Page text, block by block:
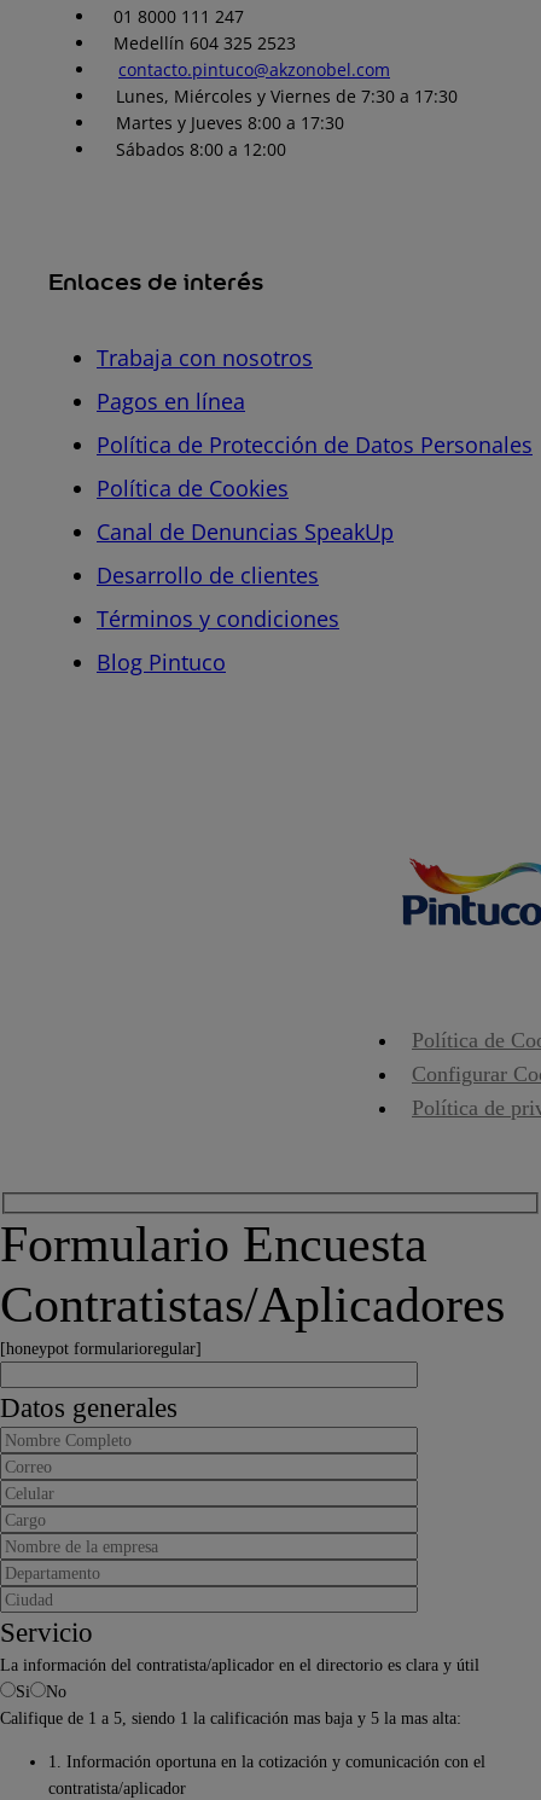
01 8000 111 247
Medellín 604 325 2523
contacto.pintuco@akzonobel.com
Lunes, Miércoles y Viernes de 7:30 a 17:30
Martes y Jueves 8:00 a 17:30
Sábados 8:00 a 12:00
Enlaces de interés
Trabaja con nosotros
Pagos en línea
Política de Protección de Datos Personales
Política de Cookies
Canal de Denuncias SpeakUp
Desarrollo de clientes
Términos y condiciones
Blog Pintuco
Política de
Configurar
Política de
Formulario Encuesta
Contratistas/Aplicadores
[honeypot formularioregular]
Datos generales
Servicio
La información del contratista/aplicador en el directorio es clara y útil
Si
No
Califique de 1 a 5, siendo 1 la calificación mas baja y 5 la mas alta:
1. Información oportuna en la cotización y comunicación con el
contratista/aplicador